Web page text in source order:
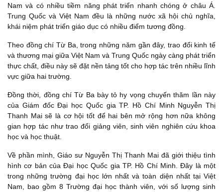
Nam và có nhiều tiềm năng phát triển nhanh chóng ở châu Á.
Trung Quốc và Việt Nam đều là những nước xã hội chủ nghĩa,
khái niệm phát triển giáo dục có nhiều điểm tương đồng.
Theo đồng chí Từ Ba, trong những năm gần đây, trao đổi kinh tế
và thương mại giữa Việt Nam và Trung Quốc ngày càng phát triển
thực chất, điều này sẽ đặt nền tảng tốt cho hợp tác trên nhiều lĩnh
vực giữa hai trường.
Đồng thời, đồng chí Từ Ba bày tỏ hy vọng chuyến thăm lần này
của Giám đốc Đại học Quốc gia TP. Hồ Chí Minh Nguyễn Thị
Thanh Mai sẽ là cơ hội tốt để hai bên mở rộng hơn nữa không
gian hợp tác như trao đổi giảng viên, sinh viên nghiên cứu khoa
học và học thuật.
Về phần mình, Giáo sư Nguyễn Thị Thanh Mai đã giới thiệu tình
hình cơ bản của Đại học Quốc gia TP. Hồ Chí Minh. Đây là một
trong những trường đại học lớn nhất và toàn diện nhất tại Việt
Nam, bao gồm 8 Trường đại học thành viên, với số lượng sinh